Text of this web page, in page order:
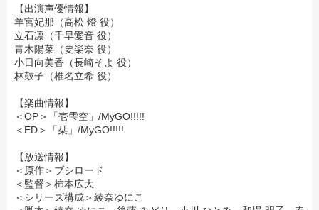
【出演声優情報】
羊宮妃那（高松 燈 役）
立石凛（千早愛音 役）
青木陽菜（要楽奈 役）
小日向美香（長崎そよ 役）
林鼓子（椎名立希 役）
【楽曲情報】
＜OP＞「壱雫空」/MyGO!!!!!
＜ED＞「栞」/MyGO!!!!!
【放送情報】
＜原作＞ブシロード
＜監督＞柿本広大
＜シリーズ構成＞綾奈ゆにこ